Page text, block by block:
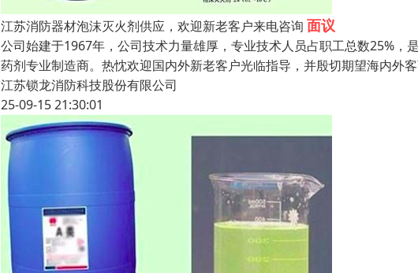
江苏消防器材泡沫灭火剂供应，欢迎新老客户来电咨询 面议
公司始建于1967年，公司技术力量雄厚，专业技术人员占职工总数25%
药剂专业制造商。热忱欢迎国内外新老客户光临指导，并殷切期望海内外
江苏锁龙消防科技股份有限公司
25-09-15 21:30:01